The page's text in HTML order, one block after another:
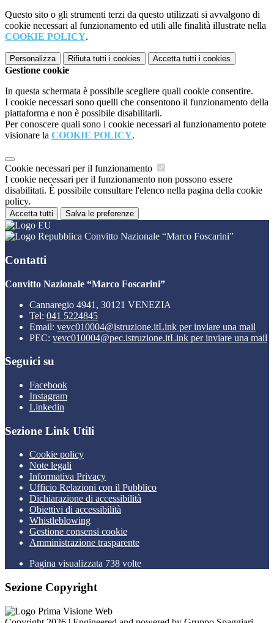
Questo sito o gli strumenti terzi da questo utilizzati si avvalgono di
cookie necessari al funzionamento ed utili alle finalità illustrate nella
COOKIE POLICY.
Personalizza Rifiuta tutti i cookies Accetta tutti i cookies
Gestione cookie
In questa schermata è possibile scegliere quali cookie consentire.
I cookie necessari sono quelli che consentono il funzionamento della
piattaforma e non è possibile disabilitarli.
Per conoscere quali sono i cookie necessari al funzionamento potete
visionare la COOKIE POLICY.
Cookie necessari per il funzionamento
I cookie necessari per il funzionamento non possono essere
disabilitati. È possibile consultare l'elenco nella pagina della cookie
policy.
Accetta tutti Salva le preferenze
Convitto Nazionale “Marco Foscarini”
Contatti
Convitto Nazionale “Marco Foscarini”
Cannaregio 4941, 30121 VENEZIA
Tel: 041 5224845
Email: vevc010004@istruzione.itLink per inviare una mail
PEC: vevc010004@pec.istruzione.itLink per inviare una mail
Seguici su
Facebook
Instagram
Linkedin
Sezione Link Utili
Cookie policy
Note legali
Informativa Privacy
Ufficio Relazioni con il Pubblico
Dichiarazione di accessibilità
Obiettivi di accessibilità
Whistleblowing
Gestione consensi cookie
Amministrazione trasparente
Pagina visualizzata 738 volte
Sezione Copyright